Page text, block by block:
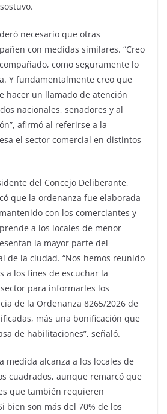
necesario que otras
con medidas similares. “Creo
como seguramente lo
Y fundamentalmente creo que
hacer un llamado de atención
nacionales, senadores y al
afirmó al referirse a la
el sector comercial en distintos
del Concejo Deliberante,
que la ordenanza fue elaborada
con los comerciantes y
a los locales de menor
la mayor parte del
de la ciudad. “Nos hemos reunido
a los fines de escuchar la
para informarles los
de la Ordenanza 8265/2026 de
más una bonificación que
de habilitaciones”, señaló.
medida alcanza a los locales de
cuadrados, aunque remarcó que
que también requieren
bien son más del 70% de los